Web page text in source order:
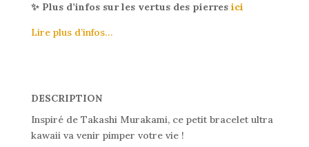
✨ Plus d’infos sur les vertus des pierresici
Lire plus d’infos…
DESCRIPTION
Inspiré de Takashi Murakami, ce petit bracelet ultra
kawaii va venir pimper votre vie !